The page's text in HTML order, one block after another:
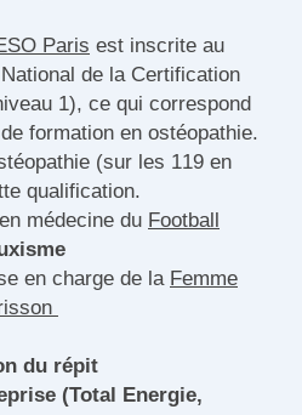
Paris est inscrite au
de la Certification
1), ce qui correspond
formation en ostéopathie.
(sur les 119 en
qualification.
en médecine du Football
en charge de la Femme
du répit
(Total Energie,